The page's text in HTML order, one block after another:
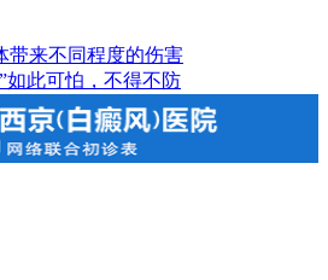
带来不同程度的伤害
如此可怕，不得不防